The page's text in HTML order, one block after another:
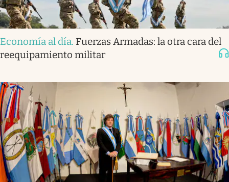
Economía al día. Fuerzas Armadas: la otra cara del
reequipamiento militar